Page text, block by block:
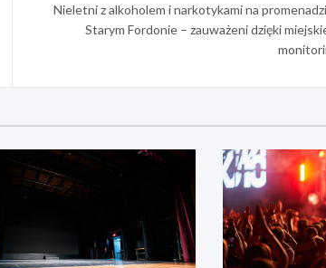
Nieletni z alkoholem i narkotykami na
Starym Fordonie – zauważeni dzięki